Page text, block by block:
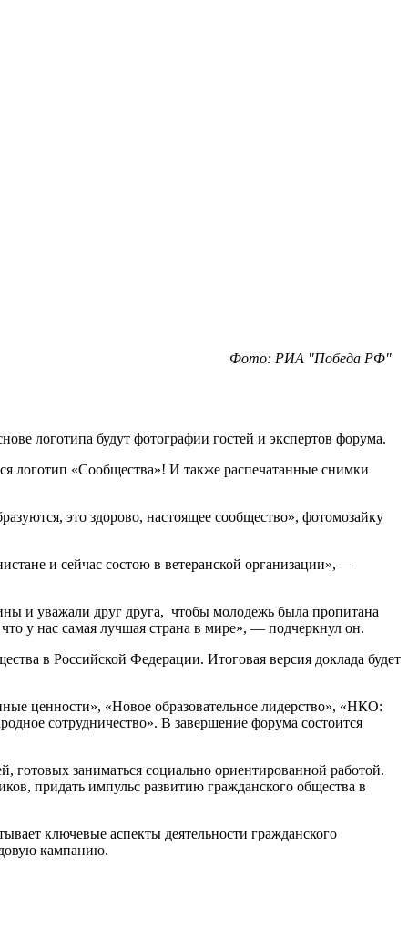
Фото: РИА "Победа РФ"
логотипа будут фотографии гостей и экспертов форума.
логотип «Сообщества»! И также распечатанные снимки
это здорово, настоящее сообщество», фотомозайку
и сейчас состою в ветеранской организации»,—
и уважали друг друга, чтобы молодежь была пропитана
у нас самая лучшая страна в мире», — подчеркнул он.
в Российской Федерации. Итоговая версия доклада будет
ценности», «Новое образовательное лидерство», «НКО:
сотрудничество». В завершение форума состоится
заниматься социально ориентированной работой.
придать импульс развитию гражданского общества в
ключевые аспекты деятельности гражданского
кампанию.